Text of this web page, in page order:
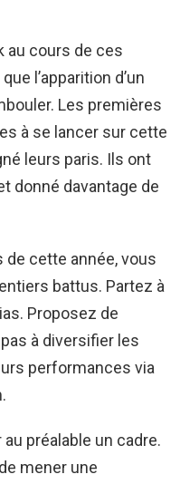
au cours de ces
l’apparition d’un
Les premières
à se lancer sur cette
leurs paris. Ils ont
donné davantage de
de cette année, vous
battus. Partez à
Proposez de
à diversifier les
performances via
préalable un cadre.
mener une